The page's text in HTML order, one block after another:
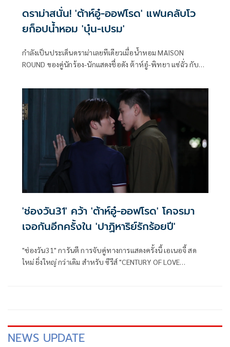
ดราม่าสนั่น! 'ต้าห์อู๋-ออฟโรด' แฟนคลับโว
ยก็อปน้ำหอม 'บุ๋น-เปรม'
กำลังเป็นประเด็นดราม่าเลยทีเดียวเมื่อน้ำหอม MAISON
ROUND ของคู่นักร้อง-นักแสดงชื่อดัง ต้าห์อู๋-พิทยา แซ่ฉั่ว กับ
คล้ายกันกับ SOON Eclipse ของ บุ๋น-นพณัฐ กันทะชัย กับ
เปรม-วรุศ ชวลิตรุจิวงษ์ งานนี้เลยทำให้แฟนคลับหลายคนเกิด
การวิจารณ์ถึงประเด็นดังกล่าว
'ช่องวัน31' คว้า 'ต้าห์อู๋-ออฟโรด' โคจรมา
เจอกันอีกครั้งใน 'ปาฏิหาริย์รักร้อยปี'
"ช่องวัน31" การันตี การจับคู่ทางการแสดงครั้งนี้ เอเนอจี้ สด
ใหม่ ยิ่งใหญ่ กว่าเดิม สำหรับ ซีรีส์ "CENTURY OF LOVE
NEWS UPDATE